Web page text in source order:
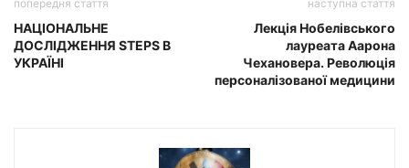
попередня стаття
НАЦІОНАЛЬНЕ
ДОСЛІДЖЕННЯ STEPS В
УКРАЇНІ
наступна стаття
Лекція Нобелівського
лауреата Аарона
Чехановера. Революція
персоналізованої медицини